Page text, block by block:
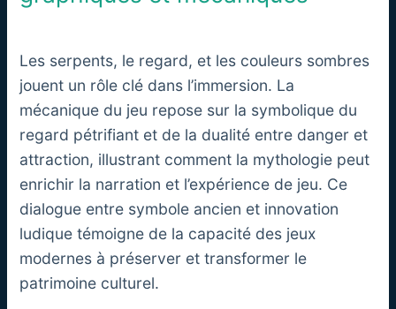
Les serpents, le regard, et les couleurs sombres
jouent un rôle clé dans l’immersion. La
mécanique du jeu repose sur la symbolique du
regard pétrifiant et de la dualité entre danger et
attraction, illustrant comment la mythologie peut
enrichir la narration et l’expérience de jeu. Ce
dialogue entre symbole ancien et innovation
ludique témoigne de la capacité des jeux
modernes à préserver et transformer le
patrimoine culturel.